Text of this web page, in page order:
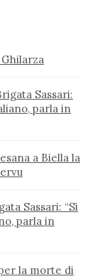
Sassari:
parla in
a Biella la
Sassari: “Si
parla in
la morte di